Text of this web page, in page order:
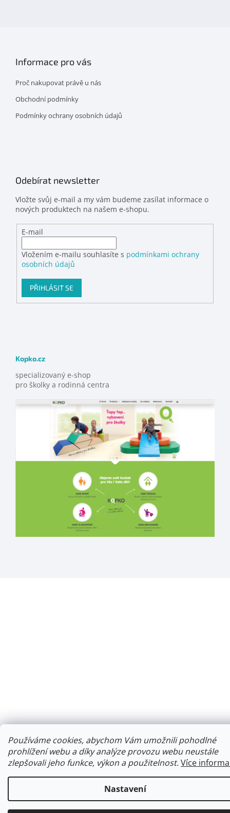
Používáme cookies, abychom Vám umožnili pohodlné
prohlížení webu a díky analýze provozu webu neustále
zlepšovali jeho funkce, výkon a použitelnost. Více
Nastavení
Informace pro vás
Proč nakupovat právě u nás
Obchodní podmínky
Podmínky ochrany osobních údajů
Odebírat newsletter
Vložte svůj e-mail a my vám budeme zasílat informace o
nových produktech na našem e-shopu.
E-mail
Vložením e-mailu souhlasíte s podmínkami ochrany
osobních údajů
PŘIHLÁSIT SE
Kopko.cz
specializovaný e-shop
pro školky a rodinná centra